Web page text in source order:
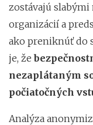
zostávajú
organizácií a
ako preniknúť do
je, že
nezaplátaným
počiatočných
Analýza